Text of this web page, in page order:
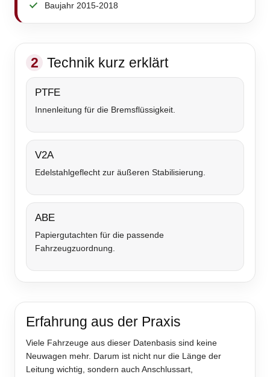
Baujahr 2015-2018
2 Technik kurz erklärt
PTFE
Innenleitung für die Bremsflüssigkeit.
V2A
Edelstahlgeflecht zur äußeren Stabilisierung.
ABE
Papiergutachten für die passende
Fahrzeugzuordnung.
Erfahrung aus der Praxis
Viele Fahrzeuge aus dieser Datenbasis sind keine
Neuwagen mehr. Darum ist nicht nur die Länge der
Leitung wichtig, sondern auch Anschlussart,